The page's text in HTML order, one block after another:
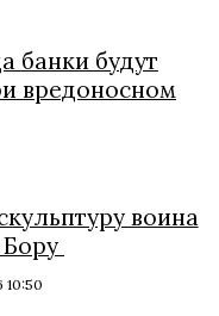
банки будут
вредоносном
воина
10:50